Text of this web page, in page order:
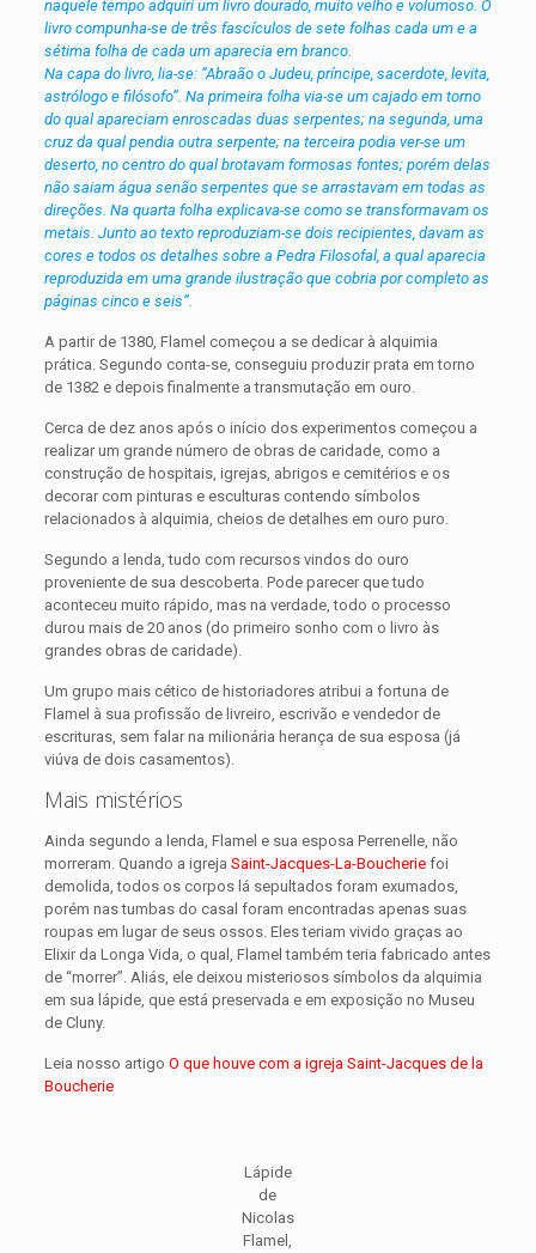
naquele tempo adquiri um livro dourado, muito velho e volumoso. O
livro compunha-se de três fascículos de sete folhas cada um e a
sétima folha de cada um aparecia em branco.
Na capa do livro, lia-se: “Abraão o Judeu, príncipe, sacerdote, levita,
astrólogo e filósofo”. Na primeira folha via-se um cajado em torno
do qual apareciam enroscadas duas serpentes; na segunda, uma
cruz da qual pendia outra serpente; na terceira podia ver-se um
deserto, no centro do qual brotavam formosas fontes; porém delas
não saiam água senão serpentes que se arrastavam em todas as
direções. Na quarta folha explicava-se como se transformavam os
metais. Junto ao texto reproduziam-se dois recipientes, davam as
cores e todos os detalhes sobre a Pedra Filosofal, a qual aparecia
reproduzida em uma grande ilustração que cobria por completo as
páginas cinco e seis”.
A partir de 1380, Flamel começou a se dedicar à alquimia
prática. Segundo conta-se, conseguiu produzir prata em torno
de 1382 e depois finalmente a transmutação em ouro.
Cerca de dez anos após o início dos experimentos começou a
realizar um grande número de obras de caridade, como a
construção de hospitais, igrejas, abrigos e cemitérios e os
decorar com pinturas e esculturas contendo símbolos
relacionados à alquimia, cheios de detalhes em ouro puro.
Segundo a lenda, tudo com recursos vindos do ouro
proveniente de sua descoberta. Pode parecer que tudo
aconteceu muito rápido, mas na verdade, todo o processo
durou mais de 20 anos (do primeiro sonho com o livro às
grandes obras de caridade).
Um grupo mais cético de historiadores atribui a fortuna de
Flamel à sua profissão de livreiro, escrivão e vendedor de
escrituras, sem falar na milionária herança de sua esposa (já
viúva de dois casamentos).
Mais mistérios
Ainda segundo a lenda, Flamel e sua esposa Perrenelle, não
morreram. Quando a igreja Saint-Jacques-La-Boucheriefoi
demolida, todos os corpos lá sepultados foram exumados,
porém nas tumbas do casal foram encontradas apenas suas
roupas em lugar de seus ossos. Eles teriam vivido graças ao
Elixir da Longa Vida, o qual, Flamel também teria fabricado antes
de “morrer”. Aliás, ele deixou misteriosos símbolos da alquimia
em sua lápide, que está preservada e em exposição no Museu
de Cluny.
Leia nosso artigo O que houve com a igreja Saint-Jacques de la
Boucherie
Lápide
de
Nicolas
Flamel,